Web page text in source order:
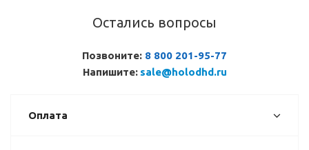
Остались вопросы
Позвоните: 8 800 201-95-77
Напишите: sale@holodhd.ru
Оплата